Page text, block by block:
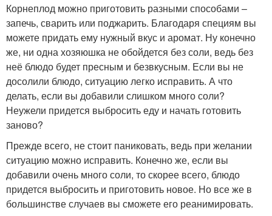
Корнеплод можно приготовить разными способами –
запечь, сварить или поджарить. Благодаря специям вы
можете придать ему нужный вкус и аромат. Ну конечно
же, ни одна хозяюшка не обойдется без соли, ведь без
неё блюдо будет пресным и безвкусным. Если вы не
досолили блюдо, ситуацию легко исправить. А что
делать, если вы добавили слишком много соли?
Неужели придется выбросить еду и начать готовить
заново?
Прежде всего, не стоит паниковать, ведь при желании
ситуацию можно исправить. Конечно же, если вы
добавили очень много соли, то скорее всего, блюдо
придется выбросить и приготовить новое. Но все же в
большинстве случаев вы сможете его реанимировать.